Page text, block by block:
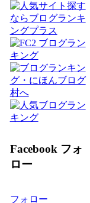
Facebook フォ
ロー
フォロー